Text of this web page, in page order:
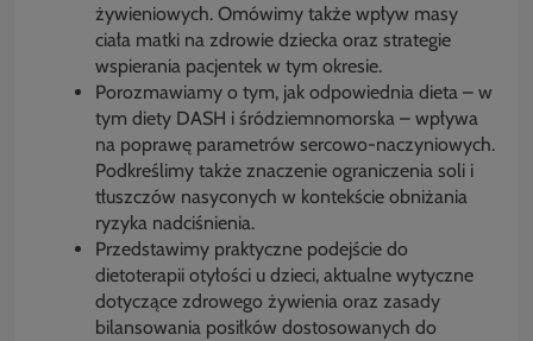
żywieniowych. Omówimy także wpływ masy
ciała matki na zdrowie dziecka oraz strategie
wspierania pacjentek w tym okresie.
Porozmawiamy o tym, jak odpowiednia dieta – w
tym diety DASH i śródziemnomorska – wpływa
na poprawę parametrów sercowo-naczyniowych.
Podkreślimy także znaczenie ograniczenia soli i
tłuszczów nasyconych w kontekście obniżania
ryzyka nadciśnienia.
Przedstawimy praktyczne podejście do
dietoterapii otyłości u dzieci, aktualne wytyczne
dotyczące zdrowego żywienia oraz zasady
bilansowania posiłków dostosowanych do